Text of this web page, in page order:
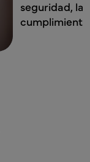
seguridad, la
cumplimiento